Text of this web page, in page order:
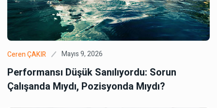
Ceren ÇAKIR Mayıs 9, 2026
Performansı Düşük Sanılıyordu: Sorun
Çalışanda Mıydı, Pozisyonda Mıydı?